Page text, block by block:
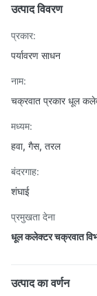
उत्पाद विवरण
प्रकार:
पर्यावरण साधन
नाम:
चक्रवात प्रकार धूल
मध्यम:
हवा, गैस, तरल
बंदरगाह:
शंघाई
प्रमुखता देना
धूल कलेक्टर चक्रवात
उत्पाद का वर्णन